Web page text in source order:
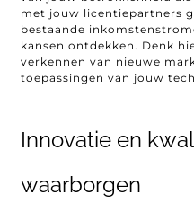
met jouw licentiepartners
bestaande
kansen ontdekken. Denk
verkennen van nieuwe
toepassingen van jouw
Innovatie en
waarborgen